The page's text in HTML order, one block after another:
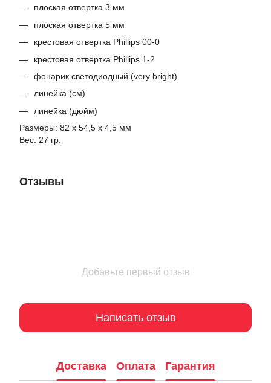
плоская отвертка 3 мм
плоская отвертка 5 мм
крестовая отвертка Phillips 00-0
крестовая отвертка Phillips 1-2
фонарик светодиодный (very bright)
линейка (см)
линейка (дюйм)
Размеры: 82 х 54,5 х 4,5 мм
Вес: 27 гр.
Отзывы
Добавьте первый отзыв
Написать отзыв
Доставка Оплата Гарантия